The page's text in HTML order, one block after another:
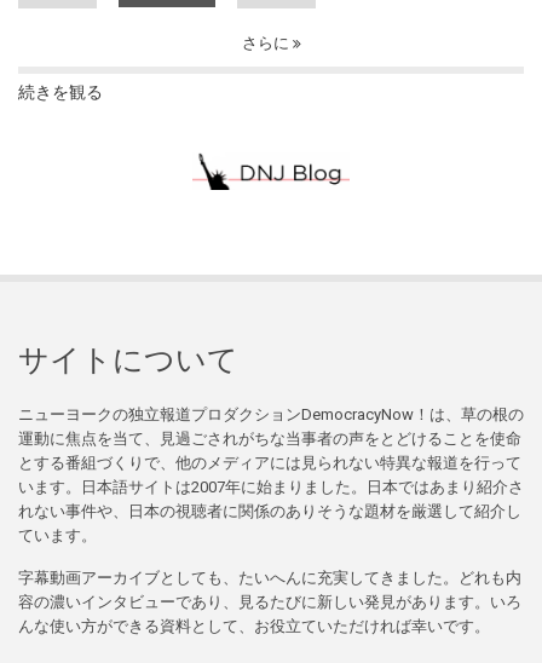
さらに
続きを観る
サイトについて
ニューヨークの独立報道プロダクションDemocracyNow！は、草の根の
運動に焦点を当て、見過ごされがちな当事者の声をとどけることを使命
とする番組づくりで、他のメディアには見られない特異な報道を行って
います。日本語サイトは2007年に始まりました。日本ではあまり紹介さ
れない事件や、日本の視聴者に関係のありそうな題材を厳選して紹介し
ています。
字幕動画アーカイブとしても、たいへんに充実してきました。どれも内
容の濃いインタビューであり、見るたびに新しい発見があります。いろ
んな使い方ができる資料として、お役立ていただければ幸いです。